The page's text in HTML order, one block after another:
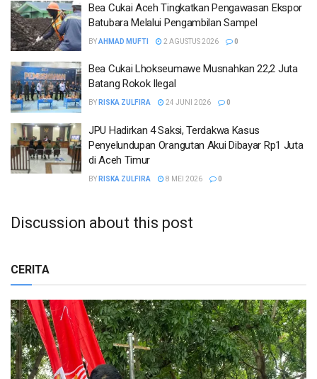
Bea Cukai Aceh Tingkatkan Pengawasan Ekspor
Batubara Melalui Pengambilan Sampel
BYAHMAD MUFTI 2 AGUSTUS 2026 0
Bea Cukai Lhokseumawe Musnahkan 22,2 Juta
Batang Rokok Ilegal
BY RISKA ZULFIRA 24 JUNI 2026 0
JPU Hadirkan 4 Saksi, Terdakwa Kasus
Penyelundupan Orangutan Akui Dibayar Rp1 Juta
di Aceh Timur
BY RISKA ZULFIRA 8 MEI 2026 0
Discussion about this post
CERITA